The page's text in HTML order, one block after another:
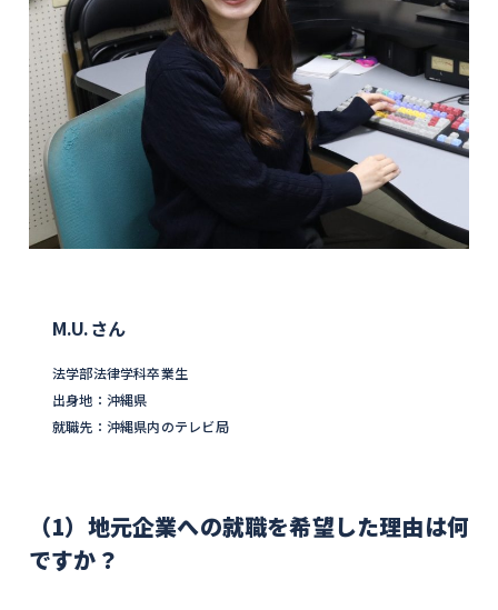
M.U.さん
法学部法律学科卒業生
出身地：沖縄県
就職先：沖縄県内のテレビ局
（1）地元企業への就職を希望した理由は何
ですか？